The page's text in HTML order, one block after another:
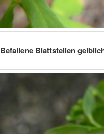
Befallene Blattstellen